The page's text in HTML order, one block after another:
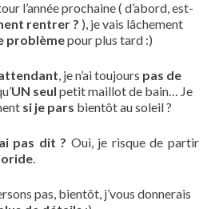
l’année prochaine ( d’abord, est-
rentrer ? ), je vais lâchement
problèmepour plus tard :)
, je n’ai toujours pas de
UN seul petit maillot de bain… Je
si je pars bientôt au soleil ?
pas dit ? Oui, je risque de partir
.
pas, bientôt, j’vous donnerais